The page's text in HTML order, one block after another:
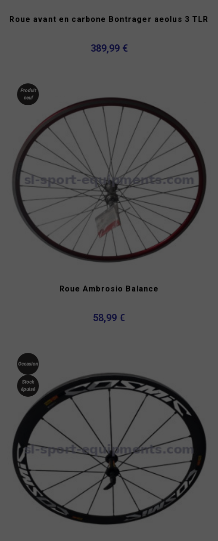
Roue avant en carbone Bontrager aeolus 3 TLR
389,99 €
Produit
neuf
Roue Ambrosio Balance
58,99 €
Occasion
Stock
épuisé